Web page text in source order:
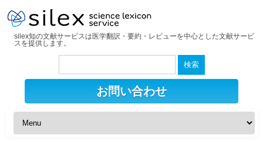
silex知の文献サービスは医学翻訳・要約・レビューを中心とした文献サービ
スを提供します。
検
お問い合わせ